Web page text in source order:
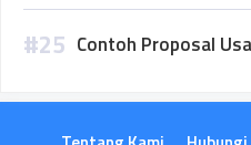
Contoh Proposal